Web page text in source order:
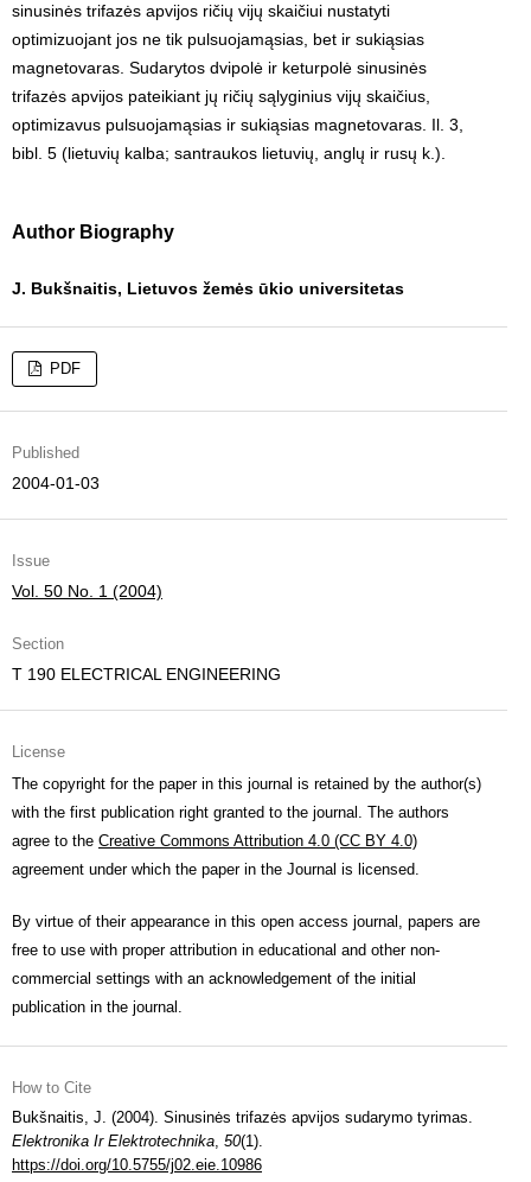
sinusinės trifazės apvijos ričių vijų skaičiui nustatyti
optimizuojant jos ne tik pulsuojamąsias, bet ir sukiąsias
magnetovaras. Sudarytos dvipolė ir keturpolė sinusinės
trifazės apvijos pateikiant jų ričių sąlyginius vijų skaičius,
optimizavus pulsuojamąsias ir sukiąsias magnetovaras. Il. 3,
bibl. 5 (lietuvių kalba; santraukos lietuvių, anglų ir rusų k.).
Author Biography
J. Bukšnaitis, Lietuvos žemės ūkio universitetas
PDF
Published
2004-01-03
Issue
Vol. 50 No. 1 (2004)
Section
T 190 ELECTRICAL ENGINEERING
License
The copyright for the paper in this journal is retained by the author(s)
with the first publication right granted to the journal. The authors
agree to the Creative Commons Attribution 4.0 (CC BY 4.0)
agreement under which the paper in the Journal is licensed.
By virtue of their appearance in this open access journal, papers are
free to use with proper attribution in educational and other non-
commercial settings with an acknowledgement of the initial
publication in the journal.
How to Cite
Bukšnaitis, J. (2004). Sinusinės trifazės apvijos sudarymo tyrimas.
Elektronika Ir Elektrotechnika, 50(1).
https://doi.org/10.5755/j02.eie.10986